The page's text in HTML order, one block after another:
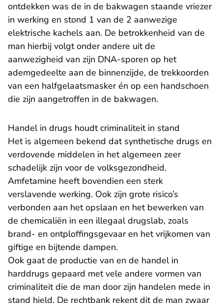
ontdekken was de in de bakwagen staande vriezer
in werking en stond 1 van de 2 aanwezige
elektrische kachels aan. De betrokkenheid van de
man hierbij volgt onder andere uit de
aanwezigheid van zijn DNA-sporen op het
ademgedeelte aan de binnenzijde, de trekkoorden
van een halfgelaatsmasker én op een handschoen
die zijn aangetroffen in de bakwagen.
Handel in drugs houdt criminaliteit in stand
Het is algemeen bekend dat synthetische drugs en
verdovende middelen in het algemeen zeer
schadelijk zijn voor de volksgezondheid.
Amfetamine heeft bovendien een sterk
verslavende werking. Ook zijn grote risico’s
verbonden aan het opslaan en het bewerken van
de chemicaliën in een illegaal drugslab, zoals
brand- en ontploffingsgevaar en het vrijkomen van
giftige en bijtende dampen.
Ook gaat de productie van en de handel in
harddrugs gepaard met vele andere vormen van
criminaliteit die de man door zijn handelen mede in
stand hield. De rechtbank rekent dit de man zwaar